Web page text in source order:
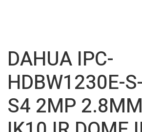
DAHUA IPC-
HDBW1230E-
S4 2MP